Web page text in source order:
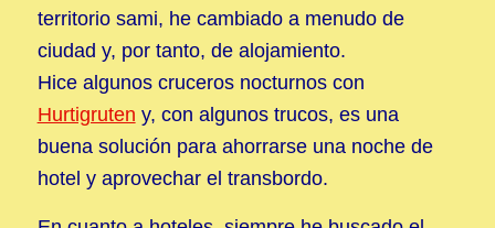
territorio sami, he cambiado a menudo de
ciudad y, por tanto, de alojamiento.
Hice algunos cruceros nocturnos con
Hurtigruten y, con algunos trucos, es una
buena solución para ahorrarse una noche de
hotel y aprovechar el transbordo.